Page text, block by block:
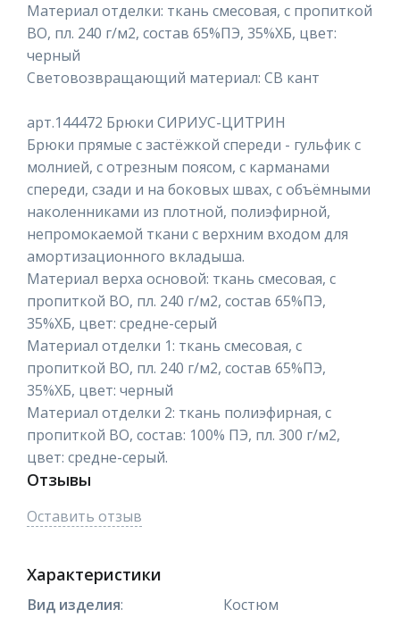
Материал отделки: ткань смесовая, с пропиткой
ВО, пл. 240 г/м2, состав 65%ПЭ, 35%ХБ, цвет:
черный
Световозвращающий материал: СВ кант
арт.144472 Брюки СИРИУС-ЦИТРИН
Брюки прямые с застёжкой спереди - гульфик с
молнией, с отрезным поясом, с карманами
спереди, сзади и на боковых швах, с объёмными
наколенниками из плотной, полиэфирной,
непромокаемой ткани с верхним входом для
амортизационного вкладыша.
Материал верха основой: ткань смесовая, с
пропиткой ВО, пл. 240 г/м2, состав 65%ПЭ,
35%ХБ, цвет: средне-серый
Материал отделки 1: ткань смесовая, с
пропиткой ВО, пл. 240 г/м2, состав 65%ПЭ,
35%ХБ, цвет: черный
Материал отделки 2: ткань полиэфирная, с
пропиткой ВО, состав: 100% ПЭ, пл. 300 г/м2,
цвет: средне-серый.
Отзывы
Оставить отзыв
Характеристики
Вид изделия:
Костюм